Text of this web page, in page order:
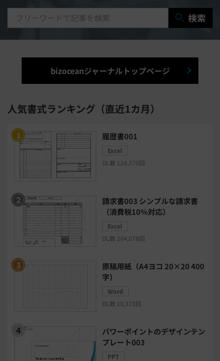
研修システム 受付システム
出張管理システム 賃貸管理システム
入退室管理システム 福利厚生システム
チャットボットツール
セキュリティシステム
安否確認(総務)システム 経費精算システム
日程調整システム
BIツール CTIシステム
クラウドPBX
モチベーション管理システム
検索
bizoceanジャーナルトップページ
人気書式ランキング（直近1カ月）
履歴書001
Excel
DL数 128,370回
請求書003 シンプルな請求書
（消費税10％対応）
Excel
DL数 204,078回
原稿用紙（A4ヨコ 20×20 400
字）
Word
DL数 10,373回
パワーポイントのデザインテン
プレート003
PPT